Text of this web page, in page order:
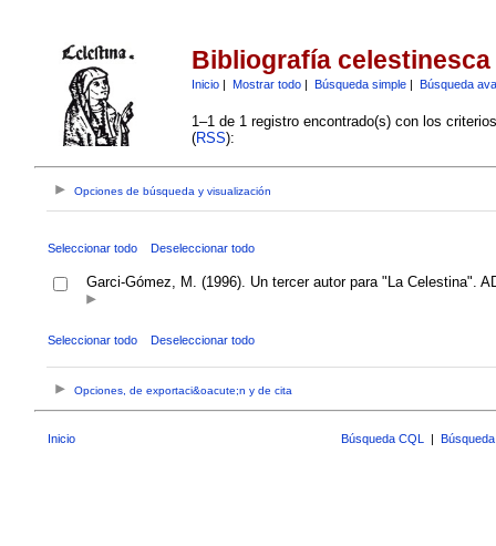
Bibliografía celestinesca
Inicio| Mostrar todo| Búsqueda simple| Búsqueda
1–1 de 1 registro encontrado(s) con los
(RSS):
Opciones de búsqueda y visualización
Seleccionar todo Deseleccionar todo
Garci-Gómez, M. (1996). Un tercer autor para "La Celestina".
Seleccionar todo Deseleccionar todo
Opciones, de exportaci&oacute;n y de cita
Inicio Búsqueda CQL |